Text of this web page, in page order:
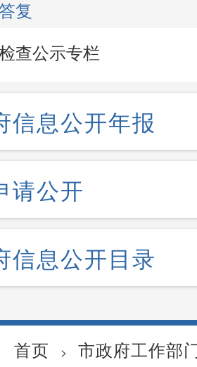
复
查公示专栏
信息公开年报
请公开
信息公开目录
首页 >
市政府工作部